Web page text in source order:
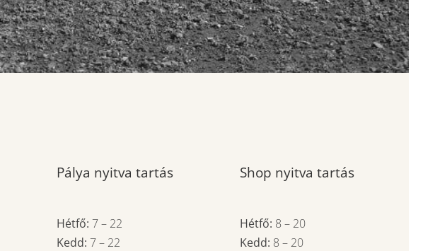
Pálya nyitva tartás
Hétfő: 7– 22
Kedd: 7– 22
Shop nyitva tartás
Hétfő: 8 – 20
Kedd: 8 – 20